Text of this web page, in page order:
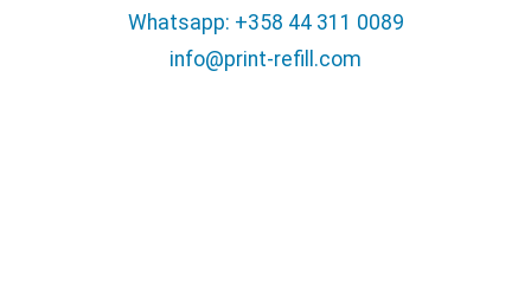
Whatsapp: +358 44 311 0089
info@print-refill.com